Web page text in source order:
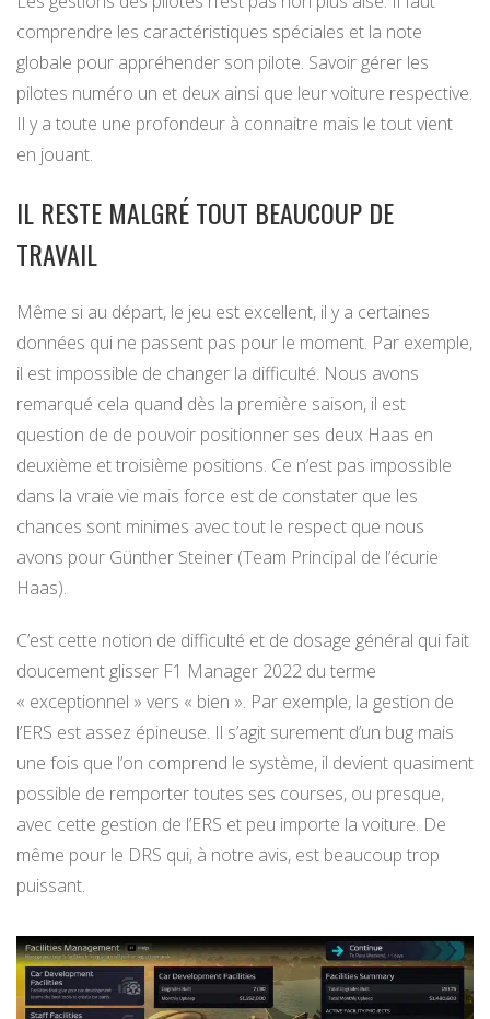
comprendre les caractéristiques spéciales et la note
globale pour appréhender son pilote. Savoir gérer les
pilotes numéro un et deux ainsi que leur voiture respective.
Il y a toute une profondeur à connaitre mais le tout vient
en jouant.
IL RESTE MALGRÉ TOUT BEAUCOUP DE
TRAVAIL
Même si au départ, le jeu est excellent, il y a certaines
données qui ne passent pas pour le moment. Par exemple,
il est impossible de changer la difficulté. Nous avons
remarqué cela quand dès la première saison, il est
question de de pouvoir positionner ses deux Haas en
deuxième et troisième positions. Ce n’est pas impossible
dans la vraie vie mais force est de constater que les
chances sont minimes avec tout le respect que nous
avons pour Günther Steiner (Team Principal de l’écurie
Haas).
C’est cette notion de difficulté et de dosage général qui fait
doucement glisser F1 Manager 2022 du terme
« exceptionnel » vers « bien ». Par exemple, la gestion de
l’ERS est assez épineuse. Il s’agit surement d’un bug mais
une fois que l’on comprend le système, il devient quasiment
possible de remporter toutes ses courses, ou presque,
avec cette gestion de l’ERS et peu importe la voiture. De
même pour le DRS qui, à notre avis, est beaucoup trop
puissant.